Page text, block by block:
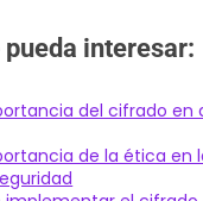
pueda interesar:
del cifrado en
de la ética en